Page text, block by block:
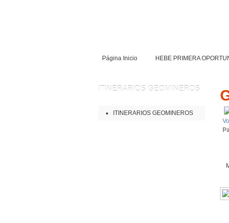
Página Inicio HEBE PRIMERA
ITINERARIOS GEOMINEROS
ITINERARIOS GEOMINEROS